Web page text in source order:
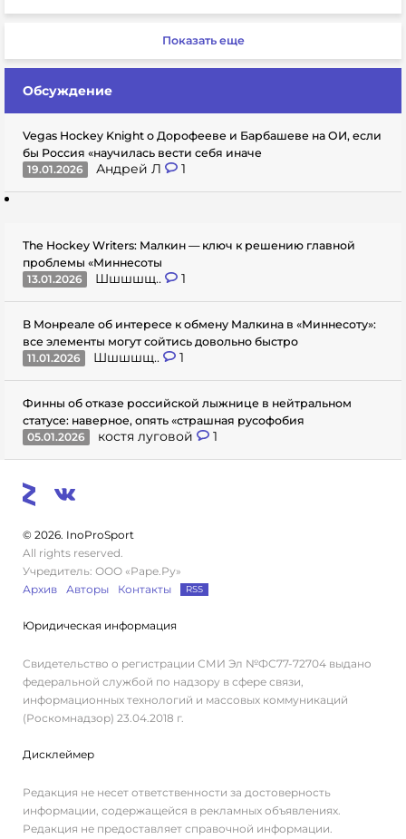
Показать еще
Обсуждение
Vegas Hockey Knight о Дорофееве и Барбашеве на ОИ, если
бы Россия «научилась вести себя иначе
19.01.2026
Андрей Л 1
The Hockey Writers: Малкин — ключ к решению главной
проблемы «Миннесоты
13.01.2026
Шшшшщ.. 1
В Монреале об интересе к обмену Малкина в «Миннесоту»:
все элементы могут сойтись довольно быстро
11.01.2026
Шшшшщ.. 1
Финны об отказе российской лыжнице в нейтральном
статусе: наверное, опять «страшная русофобия
05.01.2026
костя луговой 1
© 2026. InoProSport
All rights reserved.
Учредитель: ООО «Раре.Ру»
Архив
Авторы Контакты RSS
Юридическая информация
Свидетельство о регистрации СМИ Эл №ФС77-72704 выдано
федеральной службой по надзору в сфере связи,
информационных технологий и массовых коммуникаций
(Роскомнадзор) 23.04.2018 г.
Дисклеймер
Редакция не несет ответственности за достоверность
информации, содержащейся в рекламных объявлениях.
Редакция не предоставляет справочной информации.